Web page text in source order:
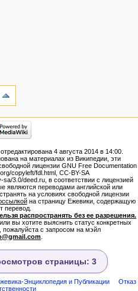
4 августа 2014 в 14:00.
на материалах из Википедии, эти
лицензии GNU Free Documentation
copyleft/fdl.html, CC-BY-SA
3.0/deed.ru, в соответствии с лицензией
являются переводами английской или
на условиях свободной лицензии
на страницу Ежевики, содержащую
перевод.
распространять без ее разрешения.
вы хотите выяснить статус конкретных
пожалуйста с запросом на мэйл
страницы: 3
Энциклопедия и Публикации
Отказ